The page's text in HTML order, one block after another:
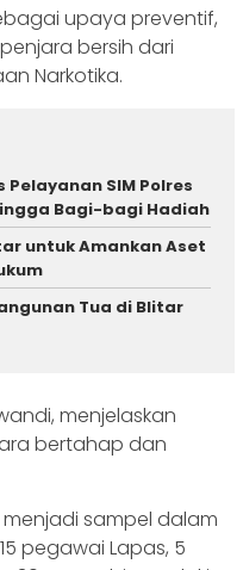
upaya preventif,
bersih dari
Narkotika.
SIM Polres
Bagi-bagi Hadiah
untuk Amankan Aset
Tua di Blitar
menjelaskan
bertahap dan
sampel dalam
pegawai Lapas, 5